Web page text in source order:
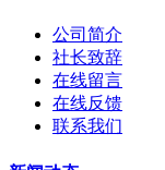
公司简介
社长致辞
在线留言
在线反馈
联系我们